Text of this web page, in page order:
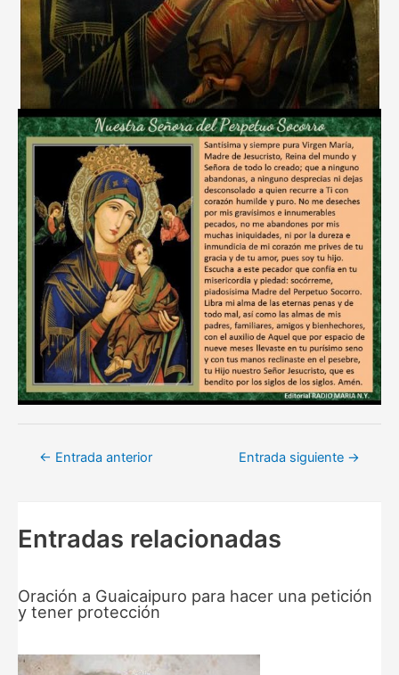
Navegación
← Entrada anterior Entrada siguiente →
Entradas relacionadas
Oración a Guaicaipuro para hacer una petición
y tener protección